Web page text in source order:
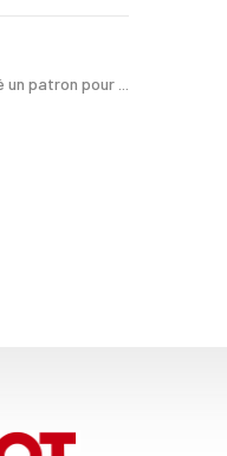
un patron pour ...